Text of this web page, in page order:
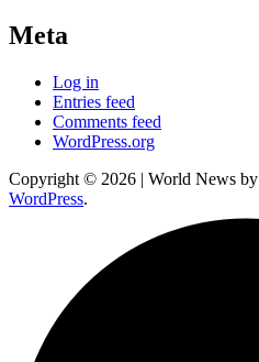
Meta
Log in
Entries feed
Comments feed
WordPress.org
Copyright © 2026 | World News by
WordPress.